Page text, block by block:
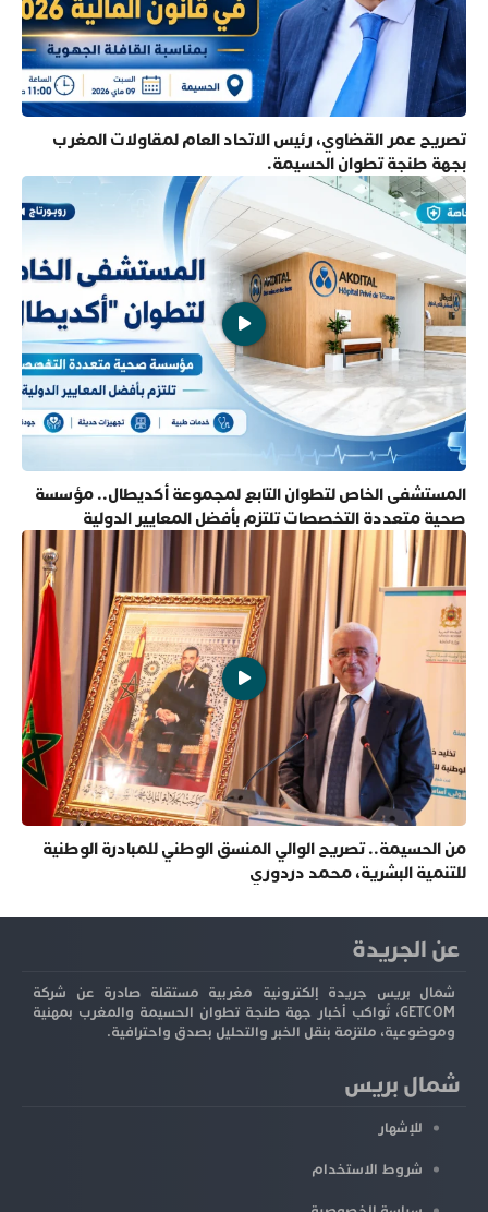
تصريح عمر القضاوي، رئيس الاتحاد العام لمقاولات المغرب
بجهة طنجة تطوان الحسيمة.
المستشفى الخاص لتطوان التابع لمجموعة أكديطال.. مؤسسة
صحية متعددة التخصصات تلتزم بأفضل المعايير الدولية
من الحسيمة.. تصريح الوالي المنسق الوطني للمبادرة الوطنية
للتنمية البشرية، محمد دردوري
عن الجريدة
شمال بريس جريدة إلكترونية مغربية مستقلة صادرة عن شركة
GETCOM، تُواكب أخبار جهة طنجة تطوان الحسيمة والمغرب بمهنية
وموضوعية، ملتزمة بنقل الخبر والتحليل بصدق واحترافية.
شمال بريس
للإشهار
شروط الاستخدام